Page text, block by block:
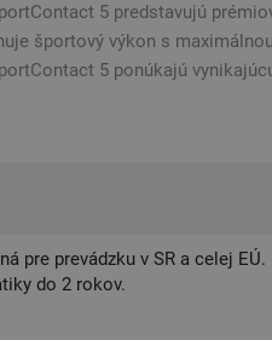
5 predstavujú
športový výkon s
5 ponúkajú
pre prevádzku v SR a celej EÚ.
do 2 rokov.